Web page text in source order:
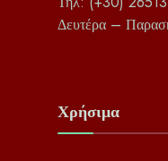
Δευτέρα –
Χρήσιμα